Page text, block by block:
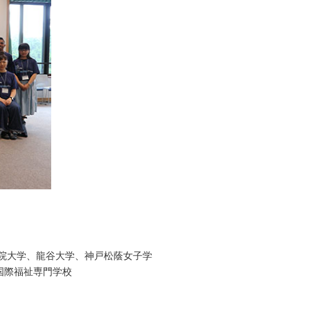
大学、龍谷大学、神戸松蔭女子学
際福祉専門学校